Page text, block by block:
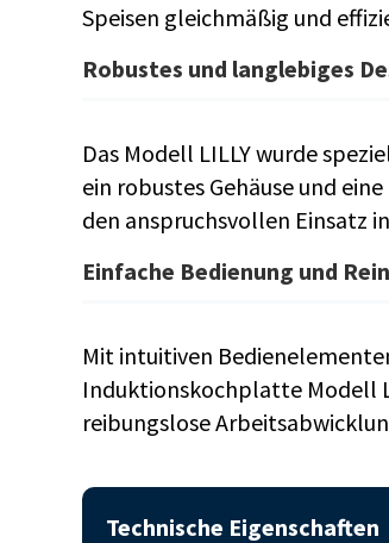
Speisen gleichmäßig und
Robustes und langlebiges
Das Modell LILLY wurde
ein robustes Gehäuse und
den anspruchsvollen Einsatz
Einfache Bedienung und
Mit intuitiven
Induktionskochplatte Modell
reibungslose
Technische Eigenschaften